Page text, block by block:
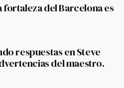
fortaleza del Barcelona es
respuestas en Steve
del maestro.